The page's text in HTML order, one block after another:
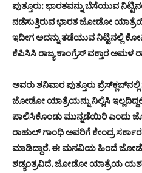
ಪುತ್ತೂರು: ಭಾರತವನ್ನು ಬೆಸೆಯುವ
ನಡೆಸುತ್ತಿರುವ ಭಾರತ ಜೋಡೋ
ಇದೀಗ ಅದನ್ನು ತಡೆಯುವ ನಿಟ್ಟಿನಲ್ಲಿ
ಕೆಪಿಸಿಸಿ ರಾಜ್ಯ ಕಾಂಗ್ರೆಸ್ ವಕ್ತಾರ
ಅವರು ಶನಿವಾರ ಪುತ್ತೂರು
ಜೋಡೋ ಯಾತ್ರೆಯನ್ನು ನಿಲ್ಲಿಸಿ
ಪಾಲಿಸಿಕೊಂಡು ಮುನ್ನಡೆಯಿರಿ ಎಂದು
ರಾಹುಲ್ ಗಾಂಧಿ ಅವರಿಗೆ ಕೇಂದ್ರ
ಮಾಡಿದ್ದಾರೆ. ಈ ಮನವಿಯ ಹಿಂದೆ
ಶಡ್ಯಂತ್ರವಿದೆ. ಜೋಡೋ ಯಾತ್ರೆಯ